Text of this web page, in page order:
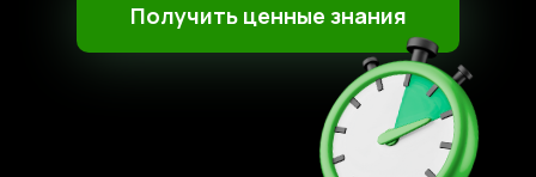
Получить ценные знания